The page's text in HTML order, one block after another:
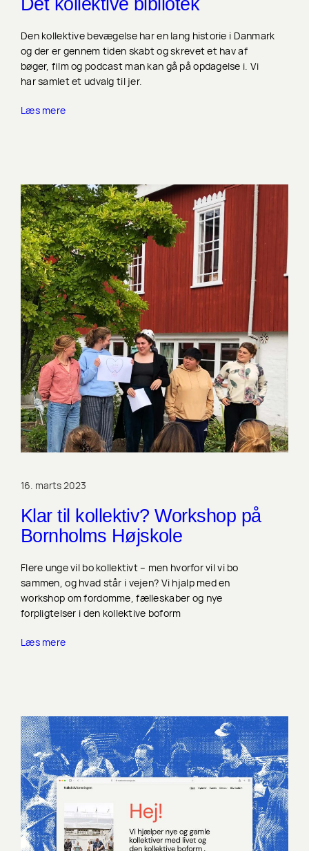
Det kollektive bibliotek
Den kollektive bevægelse har en lang historie i Danmark
og der er gennem tiden skabt og skrevet et hav af
bøger, film og podcast man kan gå på opdagelse i. Vi
har samlet et udvalg til jer.
Læs mere
16. marts 2023
Klar til kollektiv? Workshop på
Bornholms Højskole
Flere unge vil bo kollektivt – men hvorfor vil vi bo
sammen, og hvad står i vejen? Vi hjalp med en
workshop om fordomme, fælleskaber og nye
forpligtelser i den kollektive boform
Læs mere